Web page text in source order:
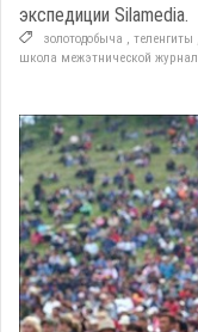
экспедиции Silamedia.
золотодобыча , теленгиты
школа межэтнической